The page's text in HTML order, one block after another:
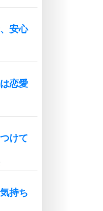
安心
恋愛
けて
持ち